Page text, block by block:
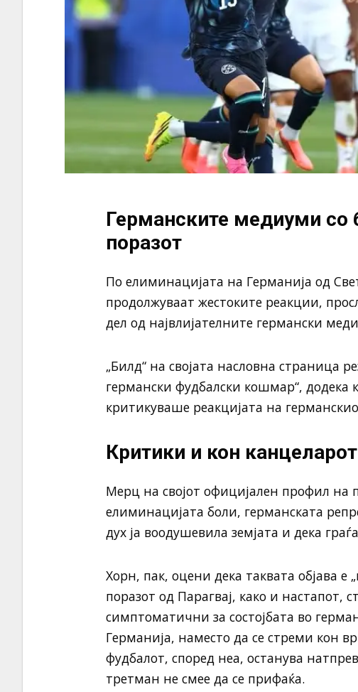
Германските медиуми со
поразот
По елиминацијата на Германија од
продолжуваат жестоките реакции,
дел од највлијателните германски
„Билд“ на својата насловна страница
германски фудбалски кошмар“, додека
критикуваше реакцијата на
Критики и кон
Мерц на својот официјален профил на
елиминацијата боли, германската
дух ја воодушевила земјата и дека
Хорн, пак, оцени дека таквата објава е
поразот од Парагвај, како и настапот,
симптоматични за состојбата во
Германија, наместо да се стреми кон
фудбалот, според неа, останува
третман не смее да се прифаќа.